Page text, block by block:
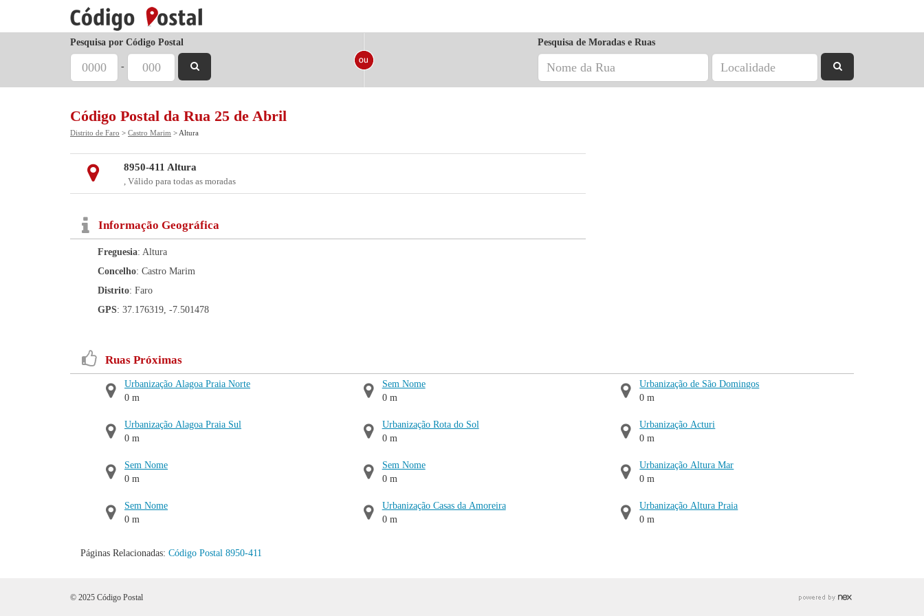
Pesquisa por Código Postal
-
Pesquisa de Moradas e Ruas
Código Postal da Rua 25 de Abril
Distrito de Faro > Castro Marim > Altura
8950-411 Altura
, Válido para todas as moradas
Informação Geográfica
Freguesia: Altura
Concelho: Castro Marim
Distrito: Faro
GPS: 37.176319, -7.501478
Ruas Próximas
Urbanização Alagoa Praia Norte
0 m
Urbanização Alagoa Praia Sul
0 m
Sem Nome
0 m
Sem Nome
0 m
Sem Nome
0 m
Urbanização Rota do Sol
0 m
Sem Nome
0 m
Urbanização Casas da Amoreira
0 m
Urbanização de São Domingos
0 m
Urbanização Acturi
0 m
Urbanização Altura Mar
0 m
Urbanização Altura Praia
0 m
Páginas Relacionadas: Código Postal 8950-411
© 2025 Código Postal